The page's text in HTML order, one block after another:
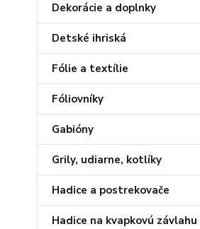
Dekorácie a doplnky
Detské ihriská
Fólie a textílie
Fóliovníky
Gabióny
Grily, udiarne, kotlíky
Hadice a postrekovače
Hadice na kvapkovú závlahu